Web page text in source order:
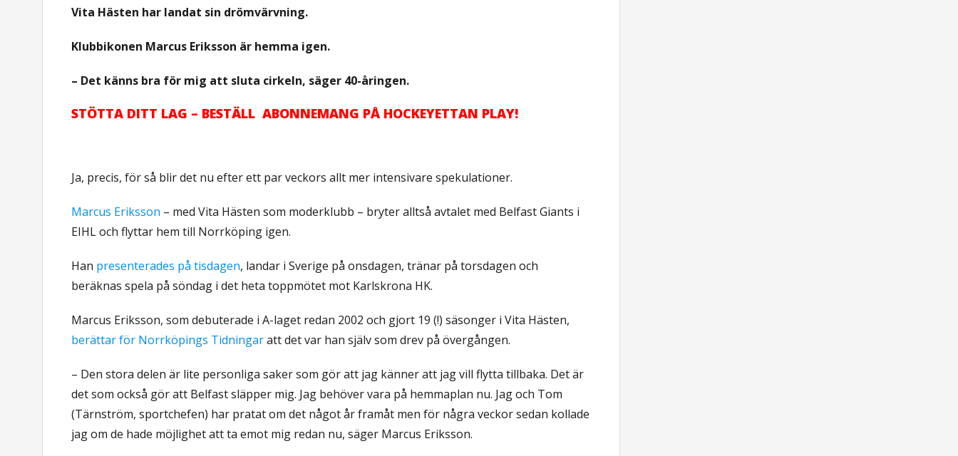
Vita Hästen har landat sin drömvärvning.
Klubbikonen Marcus Eriksson är hemma igen.
– Det känns bra för mig att sluta cirkeln, säger 40-åringen.
STÖTTA DITT LAG – BESTÄLL ABONNEMANG PÅ HOCKEYETTAN PLAY!
Ja, precis, för så blir det nu efter ett par veckors allt mer intensivare spekulationer.
Marcus Eriksson – med Vita Hästen som moderklubb – bryter alltså avtalet med Belfast Giants i
EIHL och flyttar hem till Norrköping igen.
Han presenterades på tisdagen, landar i Sverige på onsdagen, tränar på torsdagen och
beräknas spela på söndag i det heta toppmötet mot Karlskrona HK.
Marcus Eriksson, som debuterade i A-laget redan 2002 och gjort 19 (!) säsonger i Vita Hästen,
berättar för Norrköpings Tidningaratt det var han själv som drev på övergången.
– Den stora delen är lite personliga saker som gör att jag känner att jag vill flytta tillbaka. Det är
det som också gör att Belfast släpper mig. Jag behöver vara på hemmaplan nu. Jag och Tom
(Tärnström, sportchefen) har pratat om det något år framåt men för några veckor sedan kollade
jag om de hade möjlighet att ta emot mig redan nu, säger Marcus Eriksson.